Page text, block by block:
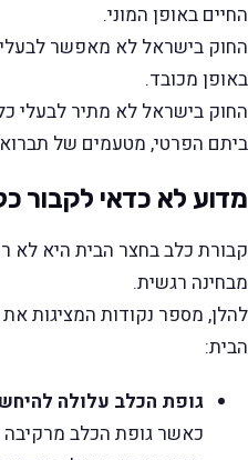
החיים באופן המוני.
החוק בישראל לא מאפשר
באופן מכובד.
החוק בישראל לא מתיר לבעלי
ביתם הפרטי, מטעמים של
מדוע לא כדאי לקבור
קבורת כלב בחצר הבית היא לא
מבחינה רגשית.
להלן, מספר נקודות המציגות
הבית:
גופת הכלב עלולה
כאשר גופת הכלב מרקיבה